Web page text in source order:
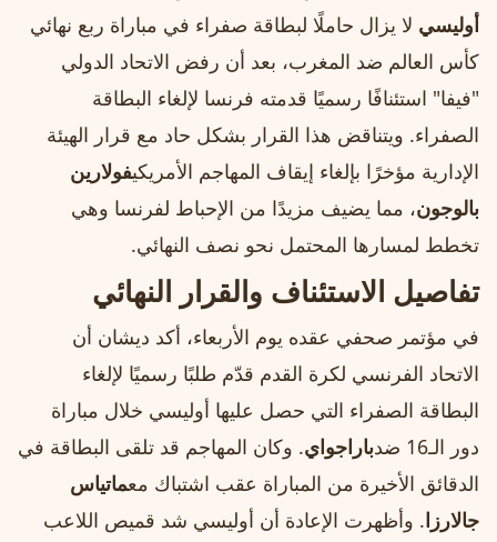
أوليسي لا يزال حاملًا لبطاقة صفراء في مباراة ربع نهائي
كأس العالم ضد المغرب، بعد أن رفض الاتحاد الدولي
"فيفا" استئنافًا رسميًا قدمته فرنسا لإلغاء البطاقة
الصفراء. ويتناقض هذا القرار بشكل حاد مع قرار الهيئة
الإدارية مؤخرًا بإلغاء إيقاف المهاجم الأمريكيفولارين
بالوجون، مما يضيف مزيدًا من الإحباط لفرنسا وهي
تخطط لمسارها المحتمل نحو نصف النهائي.
تفاصيل الاستئناف والقرار النهائي
في مؤتمر صحفي عقده يوم الأربعاء، أكد ديشان أن
الاتحاد الفرنسي لكرة القدم قدّم طلبًا رسميًا لإلغاء
البطاقة الصفراء التي حصل عليها أوليسي خلال مباراة
دور الـ16 ضد
باراجواي. وكان المهاجم قد تلقى البطاقة في
الدقائق الأخيرة من المباراة عقب اشتباك معماتياس
جالارزا. وأظهرت الإعادة أن أوليسي شد قميص اللاعب